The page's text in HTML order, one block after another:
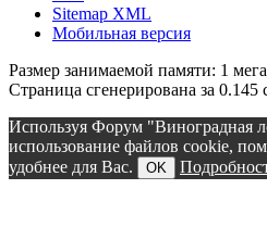
Sitemap XML
Мобильная версия
Размер занимаемой памяти: 1
Страница сгенерирована за 0.145
Используя Форум "Виноградная
использование файлов cookie,
удобнее для Вас.
OK